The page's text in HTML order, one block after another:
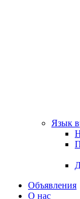
Язык
Объявления
О нас